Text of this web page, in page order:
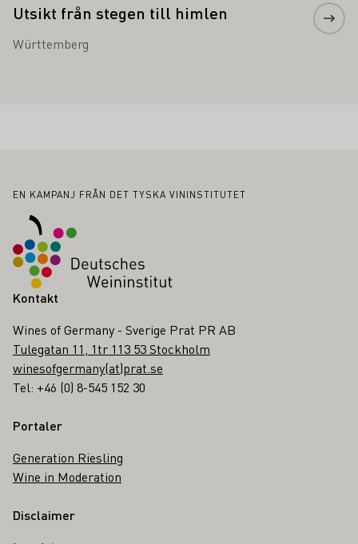
Utsikt från stegen till himlen
Württemberg
Sidfot
EN KAMPANJ FRÅN DET TYSKA VININSTITUTET
Kontakt
Wines of Germany - Sverige Prat PR AB
Tulegatan 11, 1tr 113 53 Stockholm
winesofgermany(at)prat.se
Tel: +46 (0) 8-545 152 30
Portaler
Generation Riesling
Wine in Moderation
Disclaimer